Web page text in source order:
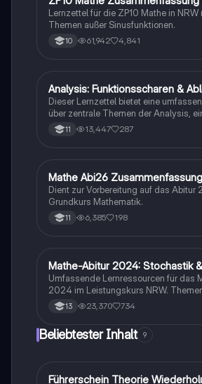
Lernzettel für die ZP10 Mathe in NRW
Themen außer Sinusfunktionen.
10 61,942 4,841
Mathe
Analysis: Funktionsscharen &
Dieser Lernzettel bietet eine
über zentrale Themen der Analysis,
Funktionsscharen, Ableitungen,
Integrale und e-Funktionen. Ideal für
Beispielen und Schritt-für-Schritt-
11 13,447 287
Mathe
Mathe Abi26
Dient zur Vorbereitung auf das Abitur
Grundkurs Mathematik.
11 6,385 198
Mathe
Mathe-Abitur 2024: Stochastik
Umfassende Lernressourcen für das
2024 im Leistungskurs NRW.
Hypothesentests, Binomialverteilung,
(Lagebeziehungen, Abstände,
(Funktionstypen, Integralrechnung,
Extremwertaufgaben) und mehr. Ideal
13 23,370 734
Beliebtester Inhalt 9
Lerntipps
Führerschein Theorie